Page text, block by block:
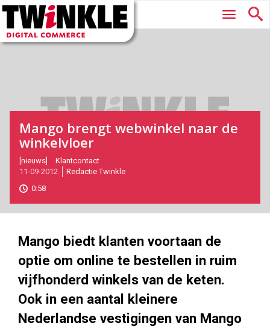
Twinkle
Digital
Commerce
Hoofdmenu
Mango brengt webwinkel naar de
winkelvloer
2012-
09-
11T16:41:00
2017-
05-
[nieuws]
Klantcontact
11-09-2012
Redactie Twinkle
0:58
Mango biedt klanten voortaan de
optie om online te bestellen in ruim
vijfhonderd winkels van de keten.
Ook in een aantal kleinere
Nederlandse vestigingen van Mango